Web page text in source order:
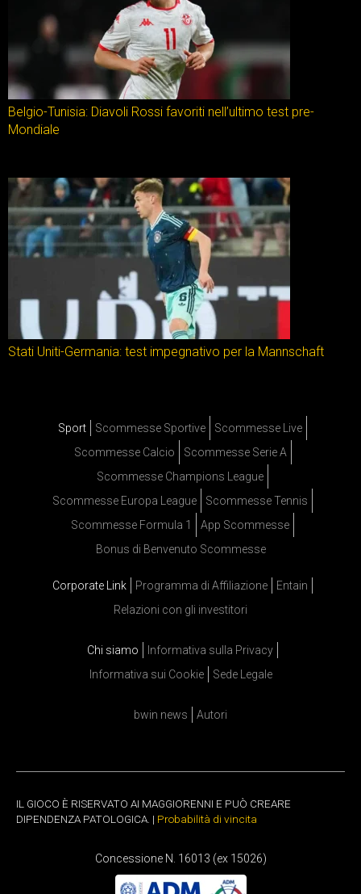
Belgio-Tunisia: Diavoli Rossi favoriti nell’ultimo test pre-
Mondiale
Stati Uniti-Germania: test impegnativo per la Mannschaft
Sport Scommesse Sportive
Scommesse Live
Scommesse Calcio
Scommesse Serie A
Scommesse Champions League
Scommesse Europa League
Scommesse Tennis
Scommesse Formula 1
App Scommesse
Bonus di Benvenuto Scommesse
Corporate Link Programma di Affiliazione
Entain
Relazioni con gli investitori
Chi siamo
Informativa sulla Privacy
Informativa sui Cookie
Sede Legale
bwin news Autori
IL GIOCO È RISERVATO AI MAGGIORENNI E PUÒ CREARE
DIPENDENZA PATOLOGICA. | Probabilità di vincita
Concessione N. 16013 (ex 15026)